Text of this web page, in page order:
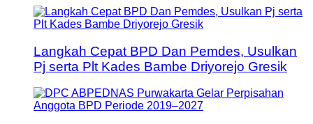
Langkah Cepat BPD Dan Pemdes, Usulkan
Pj serta Plt Kades Bambe Driyorejo Gresik